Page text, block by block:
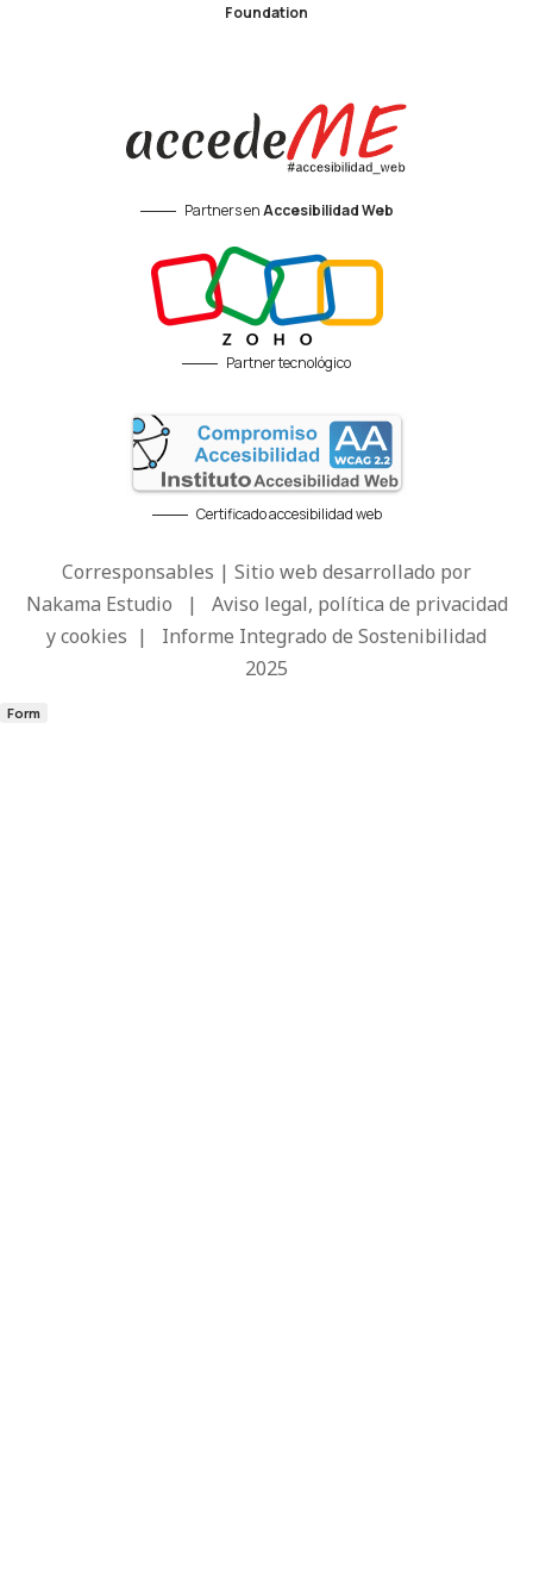
Foundation
Partners enAccesibilidad Web
Partner tecnológico
Certificado accesibilidad web
Corresponsables | Sitio web desarrollado por
Nakama Estudio | Aviso legal, política de privacidad
y cookies | Informe Integrado de Sostenibilidad
2025
Form